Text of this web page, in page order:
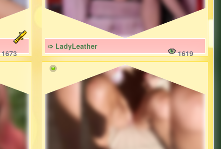
1673
➩ LadyLeather
1619